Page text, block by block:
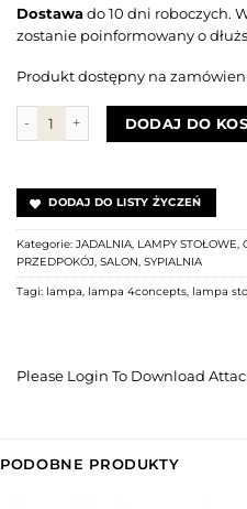
Dostawado 10 dni roboczych.
zostanie poinformowany o
Produkt dostępny na
ilość Lampa OxfordDODAJ DO
DODAJ DO LISTY ŻYCZEŃ
Kategorie: JADALNIA LAMPY STOŁOWE
PRZEDPOKÓJ SALON SYPIALNIA
Tagi: lampa lampa 4concepts lampa
Please Login To Download
PODOBNE PRODUKTY